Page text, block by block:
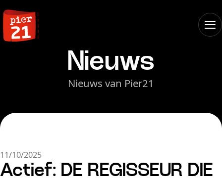
Nieuws
Nieuws van Pier21
11/10/2025
Actief: DE REGISSEUR DIE